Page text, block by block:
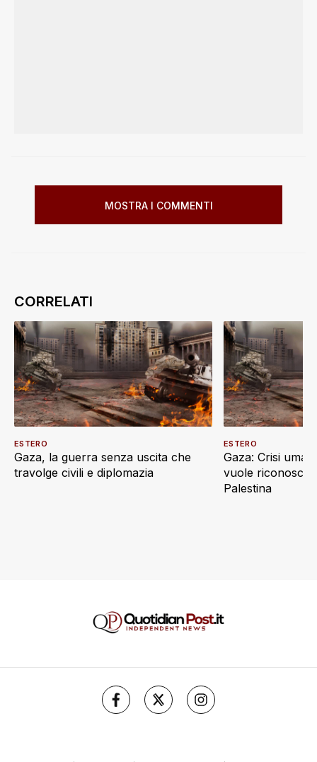
MOSTRA I COMMENTI
Gaza, la guerra senza uscita che
travolge civili e diplomazia
ESTERO
Gaza: Crisi
vuole
Palestina
ESTERO